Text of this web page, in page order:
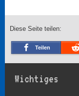
Diese Seite teilen:
Teilen
Wichtiges